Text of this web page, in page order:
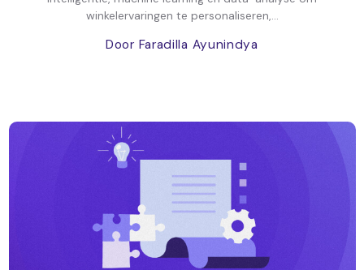
winkelervaringen te personaliseren,...
Door Faradilla Ayunindya